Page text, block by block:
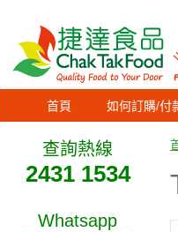
首頁
如何訂購/付
查詢熱線
2431 1534
Whatsapp